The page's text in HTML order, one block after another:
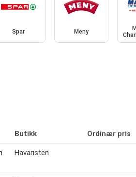
Spar Meny
Butikk Ordinær pris
Havaristen